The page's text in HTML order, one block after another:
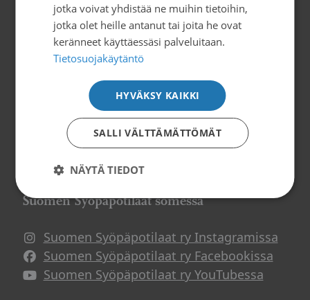
Tilaa uutiskirje
Suomen Syöpäpotilaat ry
Potilasoppaat
Potilasverkostot
Syöpä ja työ
Suomen Syöpäpotilaat somessa
Suomen Syöpäpotilaat ry Instagramissa
Suomen Syöpäpotilaat ry Facebookissa
Suomen Syöpäpotilaat ry YouTubessa
jotka voivat yhdistää ne muihin tietoihin,
jotka olet heille antanut tai joita he ovat
keränneet käyttäessäsi palveluitaan.
Tietosuojakäytäntö
HYVÄKSY KAIKKI
SALLI VÄLTTÄMÄTTÖMÄT
NÄYTÄ TIEDOT